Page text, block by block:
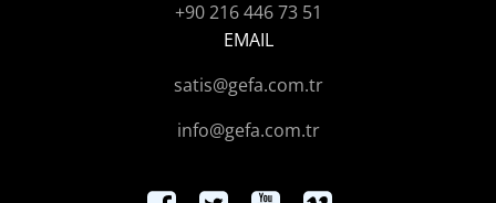
+90 216 446 73 51
EMAIL
satis@gefa.com.tr
info@gefa.com.tr